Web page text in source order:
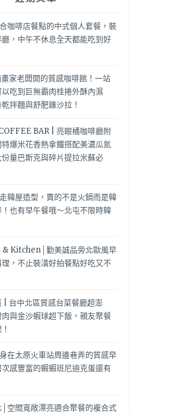
咖啡店餐點的中式個人套餐，裝
，中午不休息全天都能吃到好
家老闆開的質感咖啡館！一站
吃到巨無霸肉桂捲外酥內濕
拌麵與舒肥雞沙拉！
BAR | 亮眼橘咖啡廳附
爆米花香熱拿鐵搭配美濃瓜氮
量巴斯克與碎片提拉米蘇必
韓屋造型，賣的不是火鍋而是韓
也有早午餐哦～北屯不限時韓
& Kitchen│勤美誠品旁北歐風早
，不止裝潢好拍餐點好吃又不
| 台中北區質感台菜餐廳超澎
與金沙蝦球超下飯，親友聚餐
在太原火車站周邊巷弄的質感早
感豐富的蝦蝦班尼迪克蛋還有
空間寬敞漂亮適合聚餐的複合式